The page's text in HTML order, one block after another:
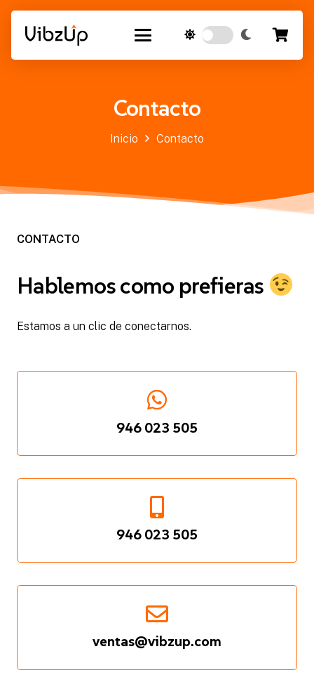
Contacto
Inicio Contacto
CONTACTO
Hablemos como prefieras
Estamos a un clic de conectarnos.
946 023 505
946 023 505
ventas@vibzup.com